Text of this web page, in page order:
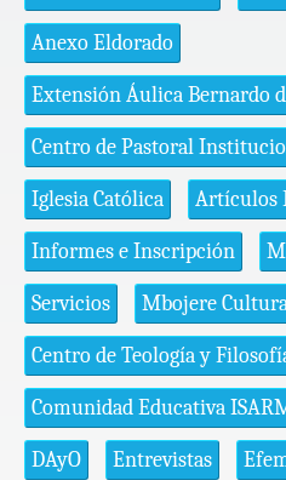
Anexo Eldorado
Extensión Áulica Bernardo
Centro de Pastoral
Iglesia Católica Artículos
Informes e Inscripción
Servicios Mbojere
Centro de Teología y
Comunidad Educativa
DAyO Entrevistas